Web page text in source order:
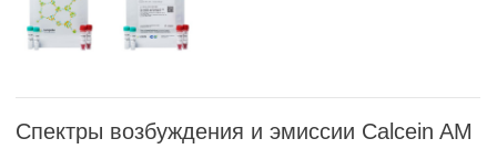
Спектры возбуждения и эмиссии Calcein AM